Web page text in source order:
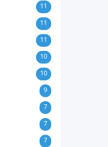
11
11
11
10
10
9
7
7
7